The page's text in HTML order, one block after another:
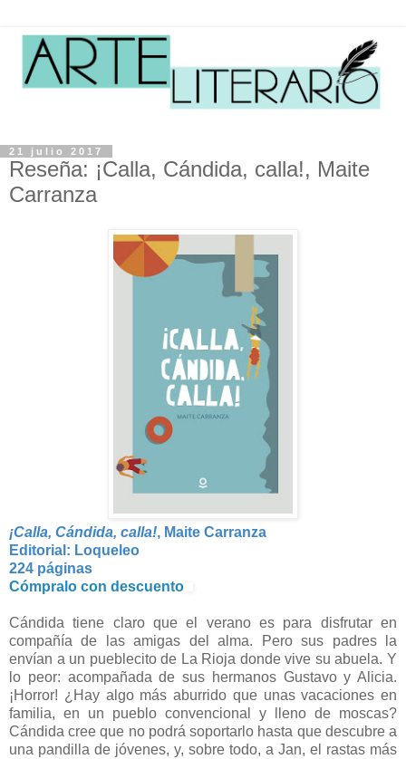
21 julio 2017
Reseña: ¡Calla, Cándida, calla!, Maite
Carranza
¡Calla, Cándida, calla!, Maite Carranza
Editorial: Loqueleo
224 páginas
Cómpralo con descuento
Cándida tiene claro que el verano es para disfrutar en
compañía de las amigas del alma. Pero sus padres la
envían a un pueblecito de La Rioja donde vive su abuela. Y
lo peor: acompañada de sus hermanos Gustavo y Alicia.
¡Horror! ¿Hay algo más aburrido que unas vacaciones en
familia, en un pueblo convencional y lleno de moscas?
Cándida cree que no podrá soportarlo hasta que descubre a
una pandilla de jóvenes, y, sobre todo, a Jan, el rastas más